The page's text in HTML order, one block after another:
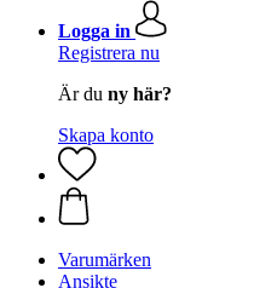
Logga in
Registrera nu
Är du ny här?
Skapa konto
Varumärken
Ansikte